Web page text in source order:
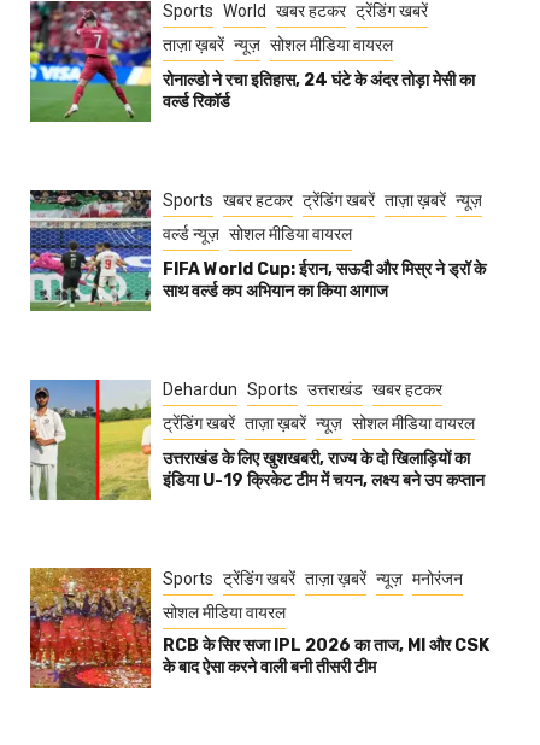
Sports World खबर हटकर ट्रेंडिंग खबरें
ताज़ा ख़बरें न्यूज़ सोशल मीडिया वायरल
रोनाल्डो ने रचा इतिहास, 24 घंटे के अंदर तोड़ा मेसी का
वर्ल्ड रिकॉर्ड
Sports खबर हटकर ट्रेंडिंग खबरें ताज़ा ख़बरें न्यूज़
वर्ल्ड न्यूज़ सोशल मीडिया वायरल
FIFA World Cup: ईरान, सऊदी और मिस्र ने ड्रॉ के
साथ वर्ल्ड कप अभियान का किया आगाज
Dehardun Sports उत्तराखंड खबर हटकर
ट्रेंडिंग खबरें ताज़ा ख़बरें न्यूज़ सोशल मीडिया वायरल
उत्तराखंड के लिए खुशखबरी, राज्य के दो खिलाड़ियों का
इंडिया U-19 क्रिकेट टीम में चयन, लक्ष्य बने उप कप्तान
Sports ट्रेंडिंग खबरें ताज़ा ख़बरें न्यूज़ मनोरंजन
सोशल मीडिया वायरल
RCB के सिर सजा IPL 2026 का ताज, MI और CSK
के बाद ऐसा करने वाली बनी तीसरी टीम